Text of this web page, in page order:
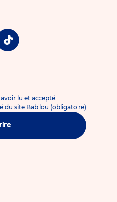
lu et accepté
du site Babilou (obligatoire)